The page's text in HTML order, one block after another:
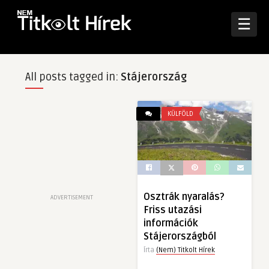
☰
All posts tagged in: Stájerország
ADVERTISEMENT
KÜLFÖLD
Osztrák nyaralás?
Friss utazási
információk
Stájerországból
Írta (Nem) Titkolt Hírek